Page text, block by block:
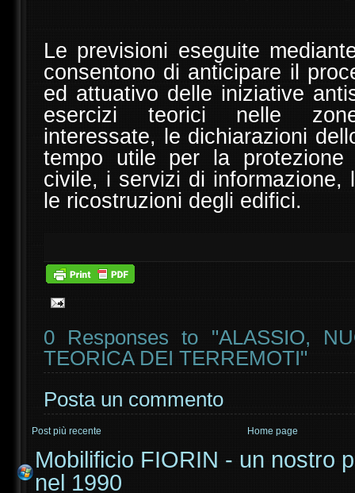
Le previsioni eseguite
consentono di anticipare il
ed attuativo delle iniziative
esercizi teorici nelle zone
interessate, le dichiarazioni
tempo utile per la protezione
civile, i servizi di informazione,
le ricostruzioni degli edifici.
0 Responses to "ALASSIO,
TEORICA DEI TERREMOTI"
Posta un commento
Post più recente Home page
Mobilificio FIORIN - un nostro
nel 1990